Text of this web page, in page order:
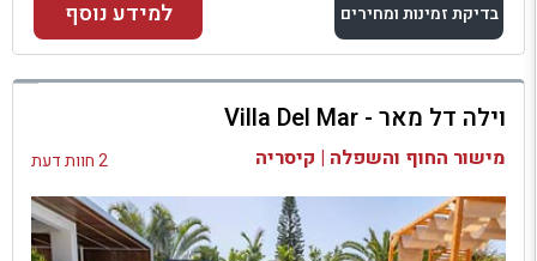
בדיקת זמינות ומחירים
למתחם זה
בדיקת זמינות ומחירים
למידע נוסף
וילה דל מאר - Villa Del Mar
מישור החוף והשפלה | קיסריה 2 חוות דעת